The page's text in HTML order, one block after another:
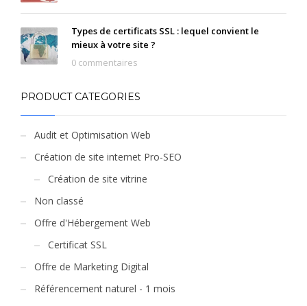
Types de certificats SSL : lequel convient le
mieux à votre site ?
0 commentaires
PRODUCT CATEGORIES
Audit et Optimisation Web
Création de site internet Pro-SEO
Création de site vitrine
Non classé
Offre d'Hébergement Web
Certificat SSL
Offre de Marketing Digital
Référencement naturel - 1 mois